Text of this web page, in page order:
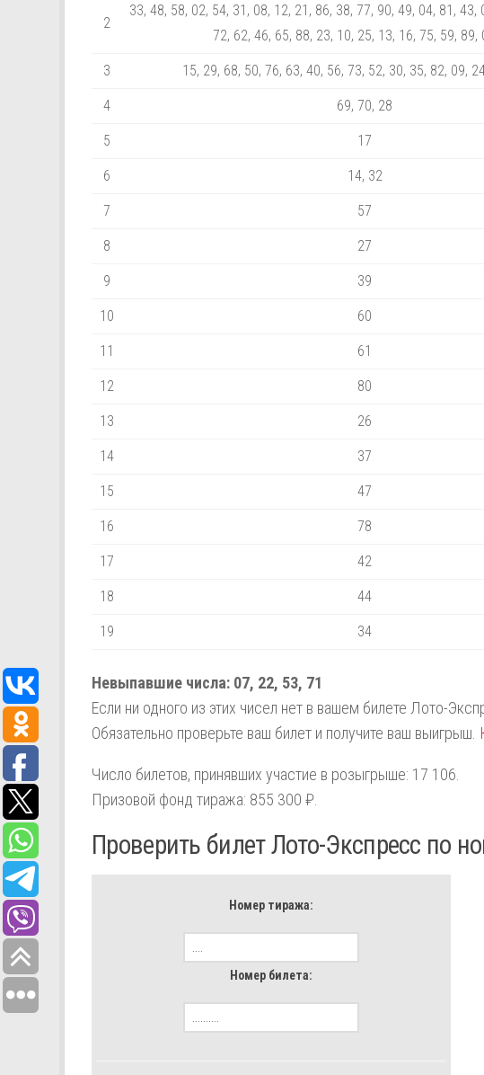
2
33, 48, 58, 02, 54, 31, 08, 12, 21, 86, 38, 77, 90, 49, 04, 81, 43,
72, 62, 46, 65, 88, 23, 10, 25, 13, 16, 75, 59, 89,
3 15, 29, 68, 50, 76, 63, 40, 56, 73, 52, 30, 35, 82, 09,
4 69, 70, 28
5 17
6 14, 32
7 57
8 27
9 39
10 60
11 61
12 80
13 26
14 37
15 47
16 78
17 42
18 44
19 34
Невыпавшие числа: 07, 22, 53, 71
Если ни одного из этих чисел нет в вашем билете Лото-
Обязательно проверьте ваш билет и получите ваш выигрыш.
Число билетов, принявших участие в розыгрыше: 17 106.
Призовой фонд тиража: 855 300 ₽.
Проверить билет Лото-Экспресс по
Номер тиража:
Номер билета: